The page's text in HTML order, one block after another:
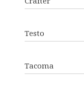
Testo
Tacoma